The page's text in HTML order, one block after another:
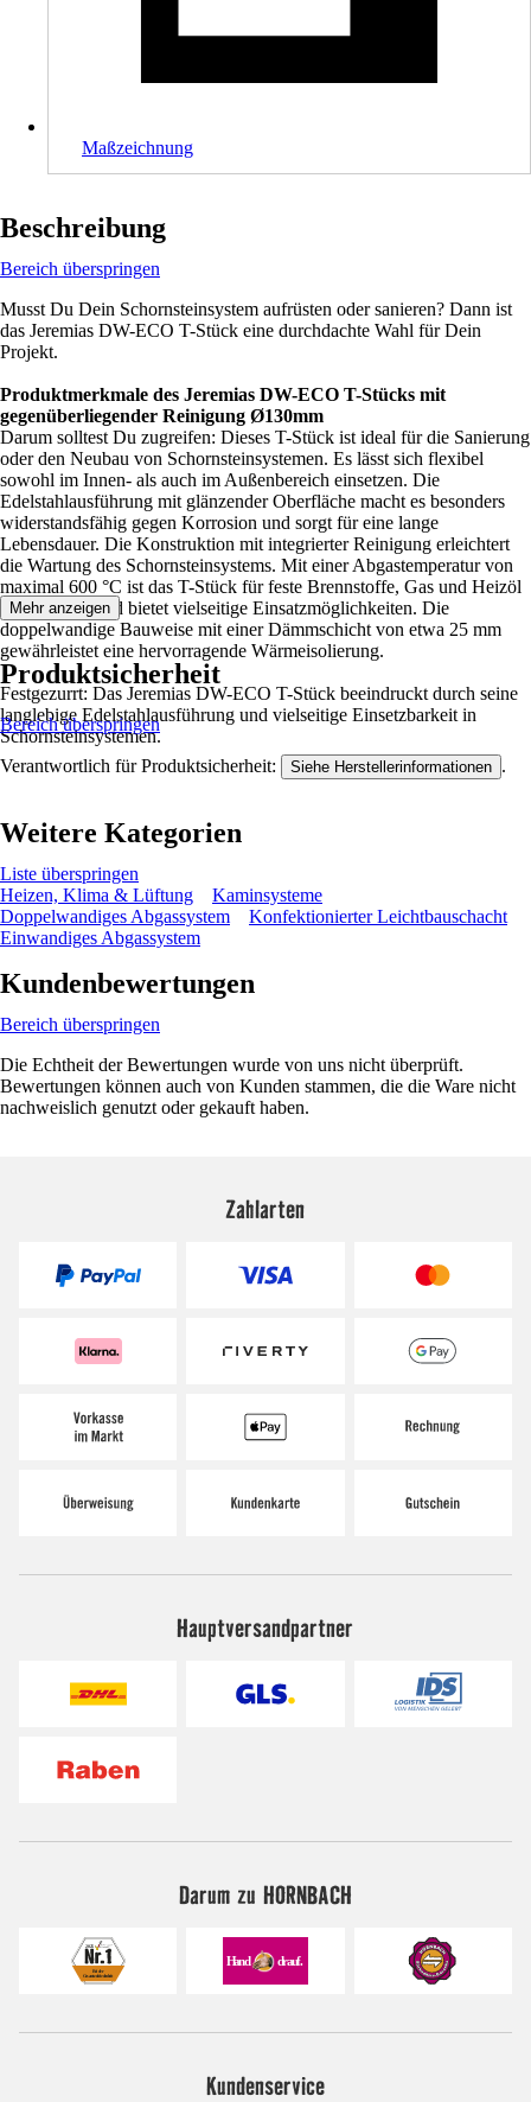
Maßzeichnung
Beschreibung
Bereich überspringen
Musst Du Dein Schornsteinsystem aufrüsten oder sanieren? Dann ist
das Jeremias DW-ECO T-Stück eine durchdachte Wahl für Dein
Projekt.
Produktmerkmale des Jeremias DW-ECO T-Stücks mit
gegenüberliegender Reinigung Ø130mm
Darum solltest Du zugreifen: Dieses T-Stück ist ideal für die Sanierung
oder den Neubau von Schornsteinsystemen. Es lässt sich flexibel
sowohl im Innen- als auch im Außenbereich einsetzen. Die
Edelstahlausführung mit glänzender Oberfläche macht es besonders
widerstandsfähig gegen Korrosion und sorgt für eine lange
Lebensdauer. Die Konstruktion mit integrierter Reinigung erleichtert
die Wartung des Schornsteinsystems. Mit einer Abgastemperatur von
maximal 600 °C ist das T-Stück für feste Brennstoffe, Gas und Heizöl
EL geeignet und bietet vielseitige Einsatzmöglichkeiten. Die
doppelwandige Bauweise mit einer Dämmschicht von etwa 25 mm
gewährleistet eine hervorragende Wärmeisolierung.
Festgezurrt: Das Jeremias DW-ECO T-Stück beeindruckt durch seine
langlebige Edelstahlausführung und vielseitige Einsetzbarkeit in
Schornsteinsystemen.
Mehr anzeigen
Produktsicherheit
Bereich überspringen
Verantwortlich für Produktsicherheit: Siehe Herstellerinformationen .
Weitere Kategorien
Liste überspringen
Heizen, Klima & Lüftung
Kaminsysteme
Doppelwandiges Abgassystem
Konfektionierter Leichtbauschacht
Einwandiges Abgassystem
Kundenbewertungen
Bereich überspringen
Die Echtheit der Bewertungen wurde von uns nicht überprüft.
Bewertungen können auch von Kunden stammen, die die Ware nicht
nachweislich genutzt oder gekauft haben.
Zahlarten
Hauptversandpartner
Darum zu HORNBACH
Kundenservice